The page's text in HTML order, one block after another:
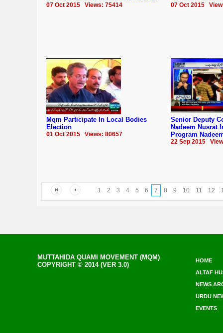
07 Oct 2015 Views: 75414 07 Oct 2015
Mqm Participate In Local Bodies
Election
01 Oct 2015 Views: 80657
Senior Deputy
Nadeem Nusrat
Program
22 Sep 2015
1 2 3 4 5 6 7 8 9 10 11 12
MUTTAHIDA QUAMI MOVEMENT (MQM)
COPYRIGHT © 2014 (VER 3.0)
HOME
ALTAF
NEWS
URDU
EVENTS